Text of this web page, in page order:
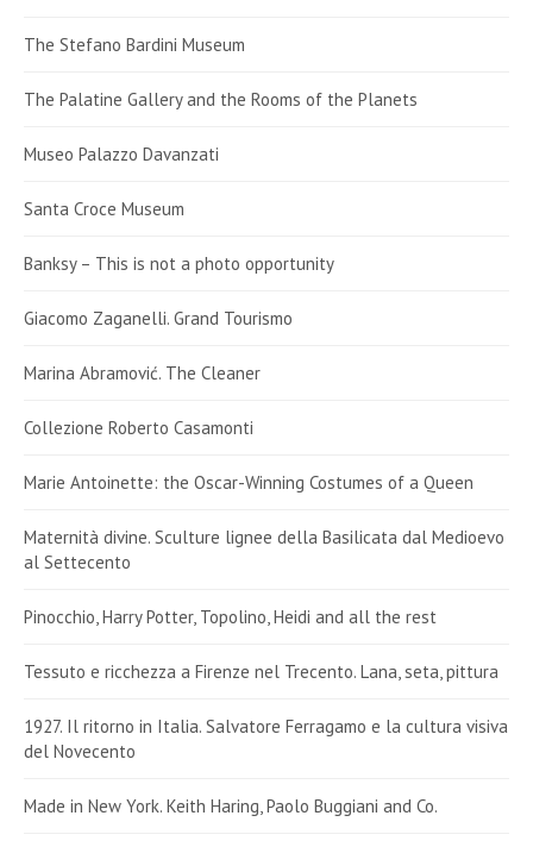
The Stefano Bardini Museum
The Palatine Gallery and the Rooms of the Planets
Museo Palazzo Davanzati
Santa Croce Museum
Banksy – This is not a photo opportunity
Giacomo Zaganelli. Grand Tourismo
Marina Abramović. The Cleaner
Collezione Roberto Casamonti
Marie Antoinette: the Oscar-Winning Costumes of a Queen
Maternità divine. Sculture lignee della Basilicata dal Medioevo
al Settecento
Pinocchio, Harry Potter, Topolino, Heidi and all the rest
Tessuto e ricchezza a Firenze nel Trecento. Lana, seta, pittura
1927. Il ritorno in Italia. Salvatore Ferragamo e la cultura visiva
del Novecento
Made in New York. Keith Haring, Paolo Buggiani and Co.